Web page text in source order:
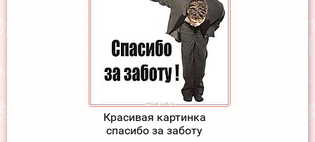
Красивая картинка
спасибо за заботу